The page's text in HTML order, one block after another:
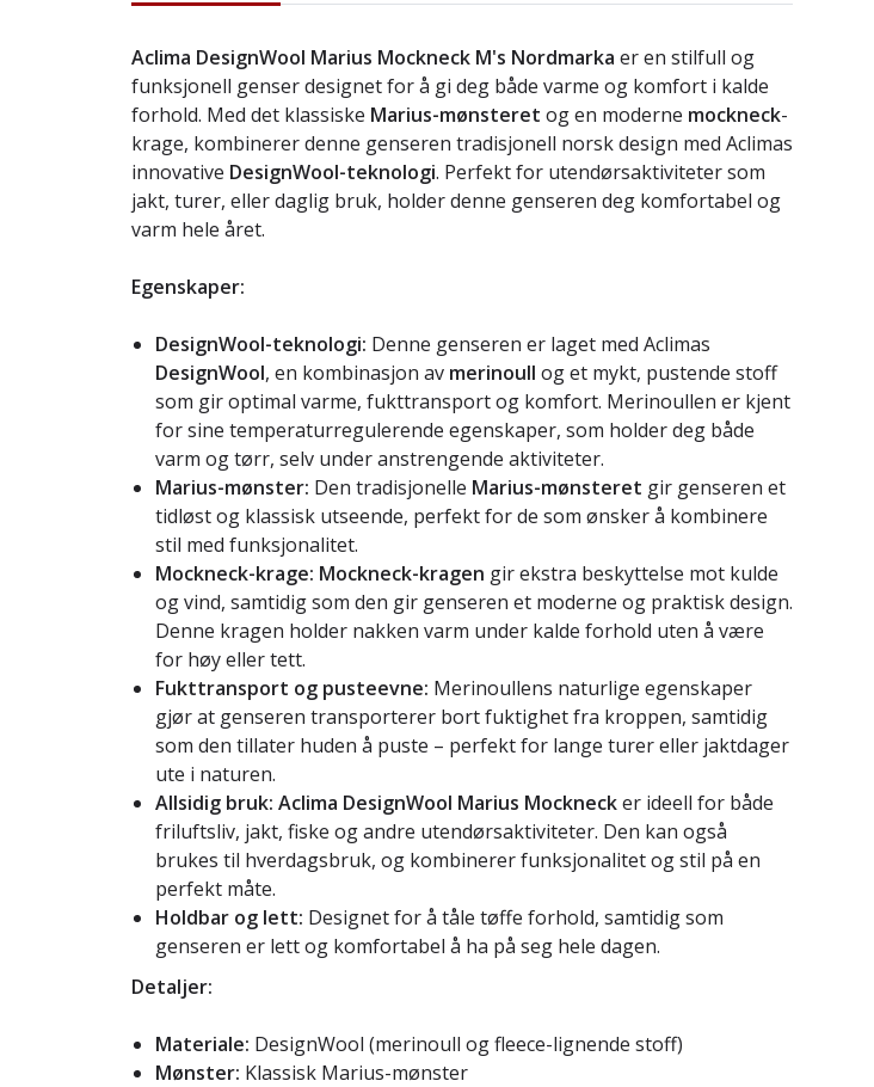
Aclima DesignWool Marius Mockneck M's Nordmarka er en stilfull og
funksjonell genser designet for å gi deg både varme og komfort i kalde
forhold. Med det klassiske Marius-mønsteret og en moderne mockneck-
krage, kombinerer denne genseren tradisjonell norsk design med Aclimas
innovative DesignWool-teknologi. Perfekt for utendørsaktiviteter som
jakt, turer, eller daglig bruk, holder denne genseren deg komfortabel og
varm hele året.
Egenskaper:
DesignWool-teknologi: Denne genseren er laget med Aclimas
DesignWool, en kombinasjon av merinoull og et mykt, pustende stoff
som gir optimal varme, fukttransport og komfort. Merinoullen er kjent
for sine temperaturregulerende egenskaper, som holder deg både
varm og tørr, selv under anstrengende aktiviteter.
Marius-mønster: Den tradisjonelle Marius-mønsteret gir genseren et
tidløst og klassisk utseende, perfekt for de som ønsker å kombinere
stil med funksjonalitet.
Mockneck-krage: Mockneck-kragen gir ekstra beskyttelse mot kulde
og vind, samtidig som den gir genseren et moderne og praktisk design.
Denne kragen holder nakken varm under kalde forhold uten å være
for høy eller tett.
Fukttransport og pusteevne: Merinoullens naturlige egenskaper
gjør at genseren transporterer bort fuktighet fra kroppen, samtidig
som den tillater huden å puste – perfekt for lange turer eller jaktdager
ute i naturen.
Allsidig bruk: Aclima DesignWool Marius Mocknecker ideell for både
friluftsliv, jakt, fiske og andre utendørsaktiviteter. Den kan også
brukes til hverdagsbruk, og kombinerer funksjonalitet og stil på en
perfekt måte.
Holdbar og lett: Designet for å tåle tøffe forhold, samtidig som
genseren er lett og komfortabel å ha på seg hele dagen.
Detaljer:
Materiale: DesignWool (merinoull og fleece-lignende stoff)
Mønster: Klassisk Marius-mønster